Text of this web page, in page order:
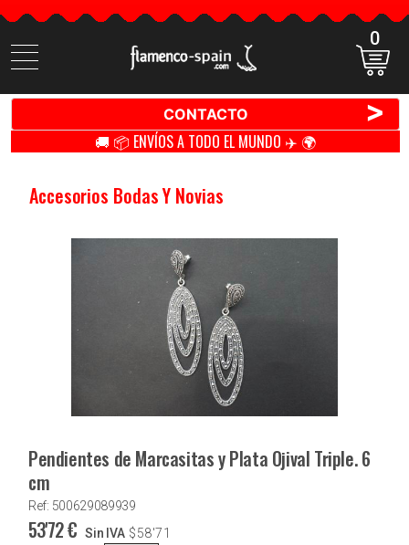
Buscar
productos
0
CONTACTO >
🚚 📦 ENVÍOS A TODO EL MUNDO ✈️ 🌍
Accesorios Bodas Y Novias
Pendientes de Marcasitas y Plata Ojival Triple. 6
cm
Ref: 500629089939
53'72€ Sin IVA $58'71